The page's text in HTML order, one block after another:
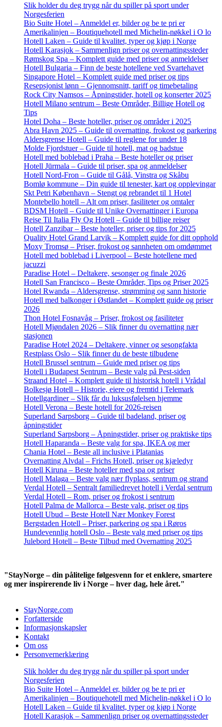
Slik holder du deg trygg når du spiller på sport under
Norgesferien
Bio Suite Hotel – Anmeldel er, bilder og be te pri er
Amerikalinjen – Boutiquehotell med Michelin-nøkkel i O lo
Hotell Laken – Guide til kvalitet, typer og kjøp i Norge
Hotell Karasjok – Sammenlign priser og overnattingssteder
Rømskog Spa – Komplett guide med priser og anmeldelser
Hotell Bulgaria – Finn de beste hotellene ved Svartehavet
Singapore Hotel – Komplett guide med priser og tips
Resepsjonist lønn – Gjennomsnitt, tariff og timebetaling
Rock City Namsos – Åpningstider, hotell og konserter 2025
Hotell Milano sentrum – Beste Områder, Billige Hotell og
Tips
Hotel Doha – Beste hoteller, priser og områder i 2025
Abra Havn 2025 – Guide til overnatting, frokost og parkering
Aldersgrense Hotell – Guide til reglene for under 18
Molde Fjordstuer – Guide til hotell, mat og badstue
Hotell med boblebad i Praha – Beste hoteller og priser
Hotell Jūrmala – Guide til priser, spa og anmeldelser
Hotell Nord-Fron – Guide til Gålå, Vinstra og Skåbu
Bomlø kommune – Din guide til tenester, kart og opplevingar
Skt Petri København – Stengt og rebrandet til 1 Hotel
Montebello hotell – Alt om priser, fasiliteter og omtaler
BDSM Hotell – Guide til Unike Overnattinger i Europa
Reise Til Italia Fly Og Hotell – Guide til billige reiser
Hotell Zanzibar – Beste hoteller, priser og tips for 2025
Quality Hotel Grand Larvik – Komplett guide for ditt opphold
Moxy Tromsø – Priser, frokost og sannheten om omdømmet
Hotell med boblebad i Liverpool – Beste hotellene med
jacuzzi
Paradise Hotel – Deltakere, sesonger og finale 2026
Hotell San Francisco – Beste Områder, Tips og Priser 2025
Hotel Rwanda – Aldersgrense, strømming og sann historie
Hotell med balkonger i Østlandet – Komplett guide og priser
2026
Thon Hotel Fosnavåg – Priser, frokost og fasiliteter
Hotell Mjøndalen 2026 – Slik finner du overnatting nær
stasjonen
Paradise Hotel 2024 – Deltakere, vinner og sesongfakta
Restplass Oslo – Slik finner du de beste tilbudene
Hotell Brussel sentrum – Guide med priser og tips
Hotell i Budapest Sentrum – Beste valg på Pest-siden
Straand Hotel – Komplett guide til historisk hotell i Vrådal
Bolkesjø Hotell – Historie, eiere og fremtid i Telemark
Hotellgardiner – Slik får du luksusfølelsen hjemme
Hotell Verona – Beste hotell for 2026-reisen
Superland Sarpsborg – Guide til badeland, priser og
åpningstider
Superland Sarpsborg – Åpningstider, priser og praktiske tips
Hotell Haparanda – Beste valg for spa, IKEA og mer
Chania Hotel – Beste all inclusive i Platanias
Overnatting Alvdal – Frichs Hotell, priser og kjæledyr
Hotell Kiruna – Beste hoteller med spa og priser
Hotell Malaga – Beste valg nær flyplass, sentrum og strand
Verdal Hotell – Sentralt familiedrevet hotell i Verdal sentrum
Verdal Hotell – Rom, priser og frokost i sentrum
Hotell Palma de Mallorca – Beste valg, priser og tips
Hotell Ubud – Beste Hotell Nær Monkey Forest
Bergstaden Hotell – Priser, parkering og spa i Røros
Hundevennlig hotell Oslo – Beste valg med priser og tips
Julebord Hotell – Beste Tilbud med Overnatting 2025
"StayNorge – din pålitelige følgesvenn for et enklere, smartere
og mer inspirerende liv i Norge – hver dag, hele året."
StayNorge.com
Forfatterside
Informasjonskapsler
Kontakt
Om oss
Personvernerklæring
Slik holder du deg trygg når du spiller på sport under
Norgesferien
Bio Suite Hotel – Anmeldel er, bilder og be te pri er
Amerikalinjen – Boutiquehotell med Michelin-nøkkel i O lo
Hotell Laken – Guide til kvalitet, typer og kjøp i Norge
Hotell Karasjok – Sammenlign priser og overnattingssteder